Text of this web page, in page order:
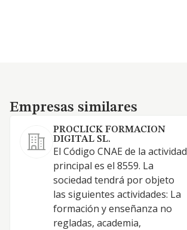
Empresas similares
Empresas similares
PROCLICK FORMACION
DIGITAL SL.
El Código CNAE de la actividad
principal es el 8559. La
sociedad tendrá por objeto
las siguientes actividades: La
formación y enseñanza no
regladas, academia,